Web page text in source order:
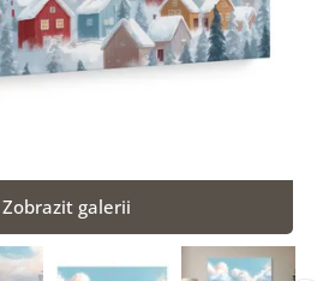
Zobrazit galerii